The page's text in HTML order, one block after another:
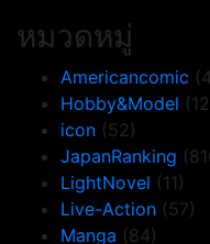
หมวดหมู่
Americancomic
Hobby&Model
icon (52)
JapanRanking
LightNovel (11)
Live-Action (57)
Manga (84)